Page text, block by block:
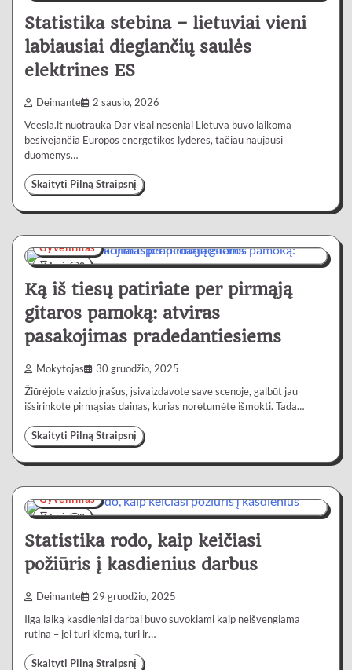
Statistika stebina – lietuviai vieni
labiausiai diegiančių saulės
elektrines ES
Deimante 2 sausio, 2026
Veesla.lt nuotrauka Dar visai neseniai Lietuva buvo laikoma
besivejančia Europos energetikos lyderes, tačiau naujausi
duomenys…
Skaityti Pilną Straipsnį
4 min 0
Gyvenimas
Ką iš tiesų patiriate per pirmąją
gitaros pamoką: atviras
pasakojimas pradedantiesiems
Mokytojas 30 gruodžio, 2025
Žiūrėjote vaizdo įrašus, įsivaizdavote save scenoje, galbūt jau
išsirinkote pirmąsias dainas, kurias norėtumėte išmokti. Tada…
Skaityti Pilną Straipsnį
4 min 0
Gyvenimas
Statistika rodo, kaip keičiasi
požiūris į kasdienius darbus
Deimante 29 gruodžio, 2025
Ilgą laiką kasdieniai darbai buvo suvokiami kaip neišvengiama
rutina – jei turi kiemą, turi ir…
Skaityti Pilną Straipsnį